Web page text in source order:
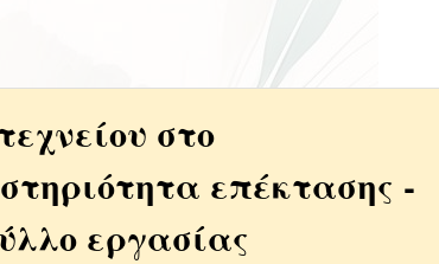
στο
επέκτασης -
εργασίας